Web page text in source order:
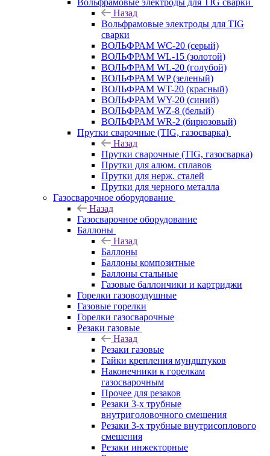
Вольфрамовые электроды для TIG сварки
Назад
Вольфрамовые электроды для TIG
сварки
ВОЛЬФРАМ WC-20 (серый)
ВОЛЬФРАМ WL-15 (золотой)
ВОЛЬФРАМ WL-20 (голубой)
ВОЛЬФРАМ WP (зеленый)
ВОЛЬФРАМ WT-20 (красный)
ВОЛЬФРАМ WY-20 (синий)
ВОЛЬФРАМ WZ-8 (белый)
ВОЛЬФРАМ WR-2 (бирюзовый)
Прутки сварочные (TIG, газосварка)
Назад
Прутки сварочные (TIG, газосварка)
Прутки для алюм. сплавов
Прутки для нерж. сталей
Прутки для черного металла
Газосварочное оборудование
Назад
Газосварочное оборудование
Баллоны
Назад
Баллоны
Баллоны композитные
Баллоны стальные
Газовые баллончики и картриджи
Горелки газовоздушные
Газовые горелки
Горелки газосварочные
Резаки газовые
Назад
Резаки газовые
Гайки крепления мундштуков
Наконечники к горелкам
газосварочным
Прочее для резаков
Резаки 3-х трубные
внутриголовочного смешения
Резаки 3-х трубные внутрисоплового
смешения
Резаки инжекторные